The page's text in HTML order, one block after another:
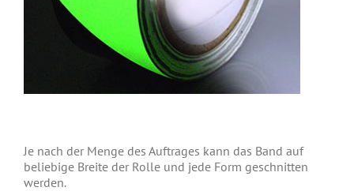
Je nach der Menge des Auftrages kann das Band auf
beliebige Breite der Rolle und jede Form geschnitten
werden.